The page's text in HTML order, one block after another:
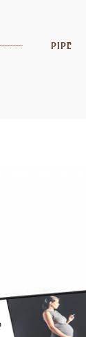
PIPE